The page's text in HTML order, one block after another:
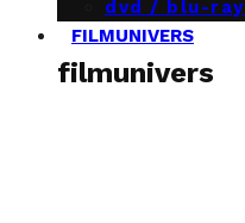
dvd / blu-ray
FILMUNIVERS
filmunivers